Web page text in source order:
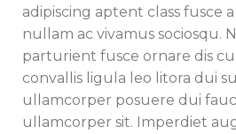
adipiscing aptent class fusce
nullam ac vivamus sociosqu.
parturient fusce ornare dis
convallis ligula leo litora dui
ullamcorper posuere dui
ullamcorper sit. Imperdiet